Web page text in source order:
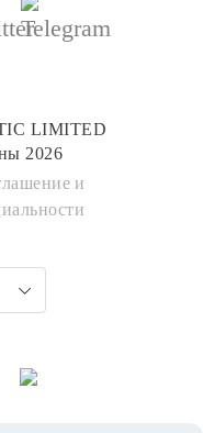
LIMITED
2026
и